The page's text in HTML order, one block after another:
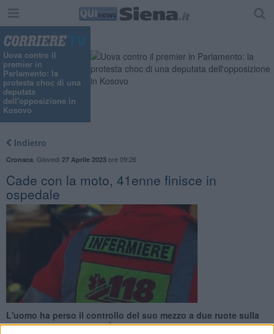
Uova contro il
premier in
Parlamento: la
protesta choc di una
deputata
dell'opposizione in
Kosovo
Indietro
Cronaca Giovedì 27 Aprile 2023ore 09:26
Cade con la moto, 41enne finisce in
ospedale
L'uomo ha perso il controllo del suo mezzo a due ruote sulla
Provinciale 15 ieri sera . È ricoverato in codice giallo